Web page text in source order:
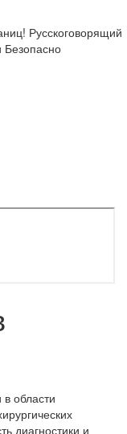
Русскоговорящий
области
диагностики и